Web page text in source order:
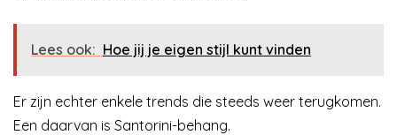
Lees ook: Hoe jij je eigen stijl kunt vinden
Er zijn echter enkele trends die steeds weer terugkomen.
Een daarvan is Santorini-behang.